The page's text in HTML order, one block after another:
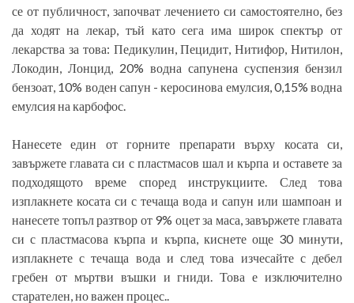
се от публичност, започват лечението си самостоятелно, без
да ходят на лекар, тъй като сега има широк спектър от
лекарства за това: Педикулин, Пецидит, Нитифор, Нитилон,
Локодин, Лонцид, 20% водна сапунена суспензия бензил
бензоат, 10% воден сапун - керосинова емулсия, 0,15% водна
емулсия на карбофос.
Нанесете един от горните препарати върху косата си,
завържете главата си с пластмасов шал и кърпа и оставете за
подходящото време според инструкциите. След това
изплакнете косата си с течаща вода и сапун или шампоан и
нанесете топъл разтвор от 9% оцет за маса, завържете главата
си с пластмасова кърпа и кърпа, киснете още 30 минути,
изплакнете с течаща вода и след това изчесайте с дебел
гребен от мъртви въшки и гниди. Това е изключително
старателен, но важен процес..